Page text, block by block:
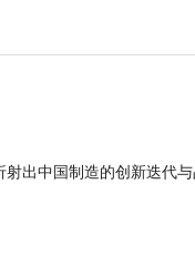
射出中国制造的创新迭代